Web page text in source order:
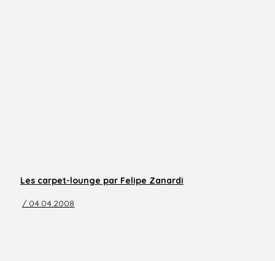
Les carpet-lounge par Felipe Zanardi
/ 04.04.2008